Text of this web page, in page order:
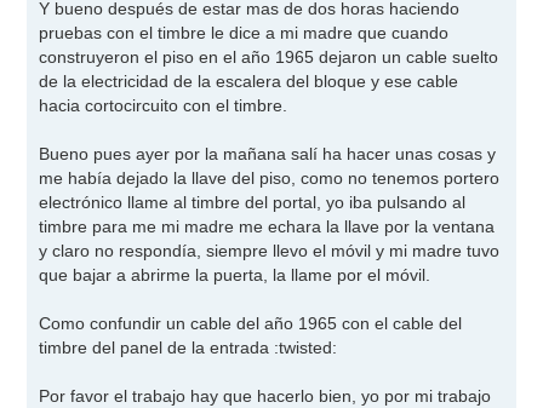
Y bueno después de estar mas de dos horas haciendo
pruebas con el timbre le dice a mi madre que cuando
construyeron el piso en el año 1965 dejaron un cable suelto
de la electricidad de la escalera del bloque y ese cable
hacia cortocircuito con el timbre.
Bueno pues ayer por la mañana salí ha hacer unas cosas y
me había dejado la llave del piso, como no tenemos portero
electrónico llame al timbre del portal, yo iba pulsando al
timbre para me mi madre me echara la llave por la ventana
y claro no respondía, siempre llevo el móvil y mi madre tuvo
que bajar a abrirme la puerta, la llame por el móvil.
Como confundir un cable del año 1965 con el cable del
timbre del panel de la entrada :twisted:
Por favor el trabajo hay que hacerlo bien, yo por mi trabajo